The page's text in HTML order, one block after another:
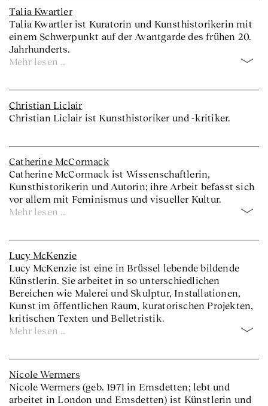
Talia Kwartler
Talia Kwartler ist Kuratorin und Kunsthistorikerin mit
einem Schwerpunkt auf der Avantgarde des frühen 20.
Jahrhunderts.
Mehr lesen …
Christian Liclair
Christian Liclair ist Kunsthistoriker und -kritiker.
Catherine McCormack
Catherine McCormack ist Wissenschaftlerin,
Kunsthistorikerin und Autorin; ihre Arbeit befasst sich
vor allem mit Feminismus und visueller Kultur.
Mehr lesen …
Lucy McKenzie
Lucy McKenzie ist eine in Brüssel lebende bildende
Künstlerin. Sie arbeitet in so unterschiedlichen
Bereichen wie Malerei und Skulptur, Installationen,
Kunst im öffentlichen Raum, kuratorischen Projekten,
kritischen Texten und Belletristik.
Mehr lesen …
Nicole Wermers
Nicole Wermers (geb. 1971 in Emsdetten; lebt und
arbeitet in London und Emsdetten) ist Künstlerin und